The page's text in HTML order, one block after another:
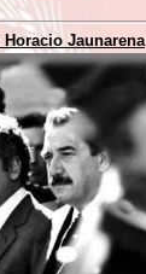
Horacio Jaunarena